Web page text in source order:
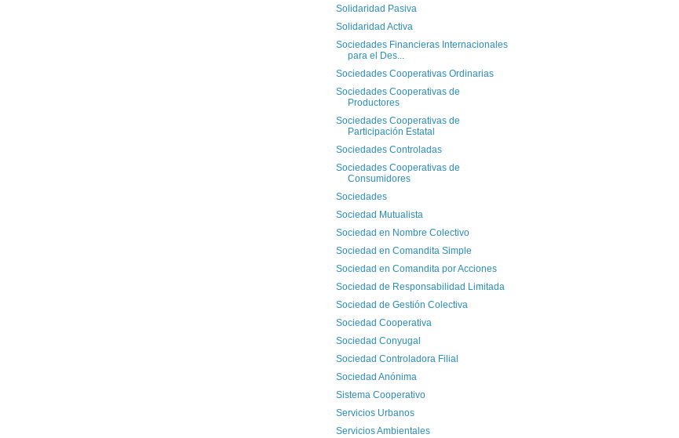
Solidaridad Pasiva
Solidaridad Activa
Sociedades Financieras Internacionales
para el Des...
Sociedades Cooperativas Ordinarias
Sociedades Cooperativas de
Productores
Sociedades Cooperativas de
Participación Estatal
Sociedades Controladas
Sociedades Cooperativas de
Consumidores
Sociedades
Sociedad Mutualista
Sociedad en Nombre Colectivo
Sociedad en Comandita Simple
Sociedad en Comandita por Acciones
Sociedad de Responsabilidad Limitada
Sociedad de Gestión Colectiva
Sociedad Cooperativa
Sociedad Conyugal
Sociedad Controladora Filial
Sociedad Anónima
Sistema Cooperativo
Servicios Urbanos
Servicios Ambientales